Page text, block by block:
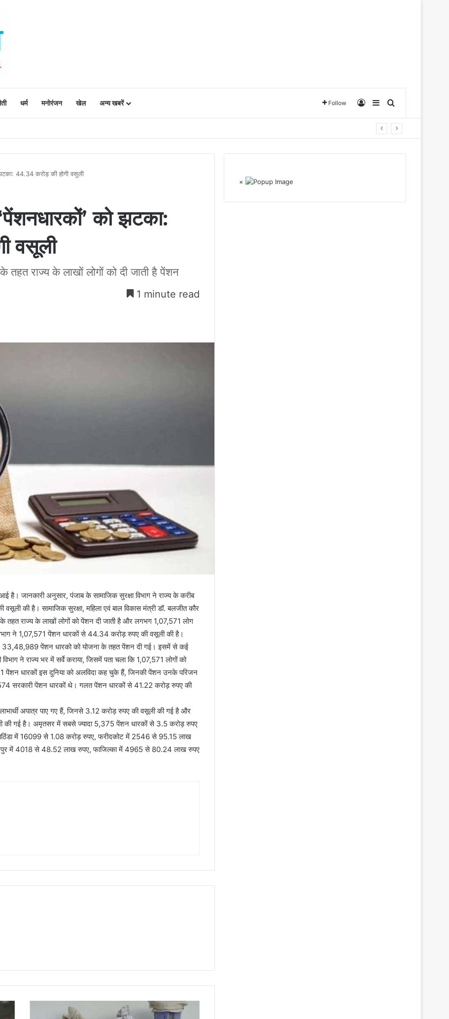
धर्म मनोरंजन खेल अन्य खबरें Follow Log InSidebarSearch for
में उत्साह, नैनो डीएपी और नैनो यूरिया बने किसानों के भरोसेमंद कृषि साथी…..
44.34 करोड़ की होगी वसूली
को झटका:
वसूली
के तहत राज्य के लाखों लोगों को दी जाती है पेंशन
1 minute read
जानकारी अनुसार, पंजाब के सामाजिक सुरक्षा विभाग ने राज्य के करीब
की है। सामाजिक सुरक्षा, महिला एवं बाल विकास मंत्री डॉ. बलजीत कौर
के तहत राज्य के लाखों लोगों को पेंशन दी जाती है और लगभग 1,07,571 लोग
ने 1,07,571 पेंशन धारकों से 44.34 करोड़ रुपए की वसूली की है।
33,48,989 पेंशन धारको को योजना के तहत पेंशन दी गई। इसमें से कई
ने राज्य भर में सर्वे कराया, जिसमें पता चला कि 1,07,571 लोगों को
पेंशन धारकों इस दुनिया को अलविदा कह चुके हैं, जिनकी पेंशन उनके परिजन
पेंशन धारकों थे। गलत पेंशन धारकों से 41.22 करोड़ रुपए की
अपात्र पाए गए हैं, जिनसे 3.12 करोड़ रुपए की वसूली की गई है और
गई है। अमृतसर में सबसे ज्यादा 5,375 पेंशन धारकों से 3.5 करोड़ रुपए
में 16099 से 1.08 करोड़ रुपए, फरीदकोट में 2546 से 95.15 लाख
में 4018 से 48.52 लाख रुपए, फाजिल्का में 4965 से 80.24 लाख रुपए
×